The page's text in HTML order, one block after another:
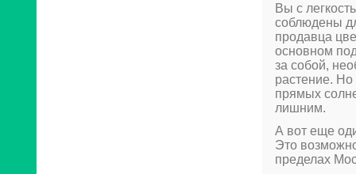
Вы с
соблюдены
продавца
основном
за собой,
растение. Но
прямых
лишним.
А вот еще
Это
пределах